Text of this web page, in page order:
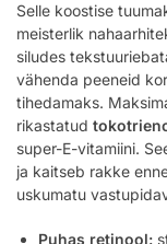
Selle koostise
meisterlik
siludes
vähenda peeneid
tihedamaks.
rikastatud
super-E-vitamiini.
ja kaitseb rakke
uskumatu
Puhas retinool: